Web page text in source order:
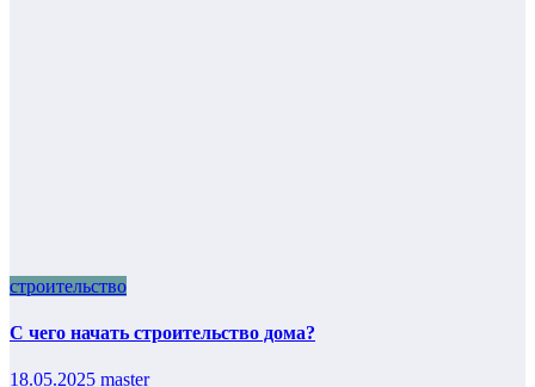
строительство
С чего начать строительство дома?
18.05.2025 master